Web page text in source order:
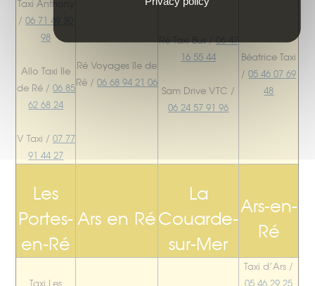
Taxi Anthony
/06 71 49 30
98
Allo Taxi Ile
de Ré / 06 85
62 68 24
V Taxi / 07 77
91 44 27
Ré Voyages île de
Ré /06 68 94 21 06
Ré Taxi Bus /06 47
16 55 44
Sam Drive VTC /
06 24 57 91 96
Béatrice Taxi
/05 46 07 69
48
Les
Portes-
en-Ré
Ars en Ré
La
Couarde-
sur-Mer
Ars-en-
Ré
Taxi Les
Taxi d’Ars /
05 46 29 25